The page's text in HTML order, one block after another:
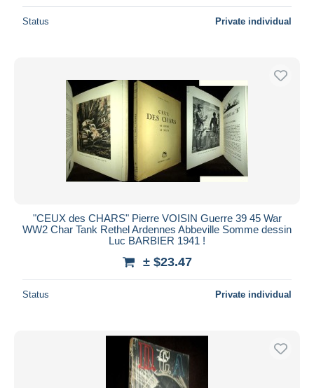
Status Private individual
"CEUX des CHARS" Pierre VOISIN Guerre 39 45 War
WW2 Char Tank Rethel Ardennes Abbeville Somme dessin
Luc BARBIER 1941 !
± $23.47
Status Private individual